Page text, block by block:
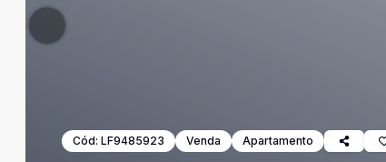
Cód: LF9485923 Venda Apartamento